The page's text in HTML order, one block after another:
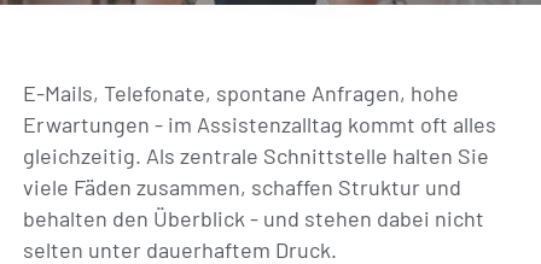
E-Mails, Telefonate, spontane Anfragen, hohe
Erwartungen - im Assistenzalltag kommt oft alles
gleichzeitig. Als zentrale Schnittstelle halten Sie
viele Fäden zusammen, schaffen Struktur und
behalten den Überblick - und stehen dabei nicht
selten unter dauerhaftem Druck.